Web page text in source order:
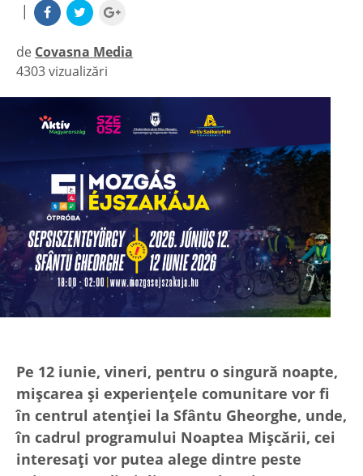
|
de Covasna Media
|
4303 vizualizări
Pe 12 iunie, vineri, pentru o singură noapte,
mișcarea și experiențele comunitare vor fi
în centrul atenției la Sfântu Gheorghe, unde,
în cadrul programului Noaptea Mișcării, cei
interesați vor putea alege dintre peste